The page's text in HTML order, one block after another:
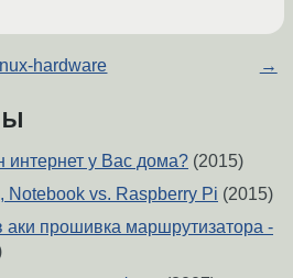
hardware →
интернет у Вас дома? (2015)
Notebook vs. Raspberry Pi (2015)
аки прошивка маршрутизатора -